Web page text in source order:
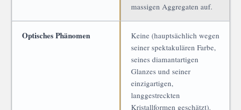
massigen Aggregaten auf.
Optisches Phänomen
Keine (hauptsächlich wegen
seiner spektakulären Farbe,
seines diamantartigen
Glanzes und seiner
einzigartigen,
langgestreckten
Kristallformen geschätzt).